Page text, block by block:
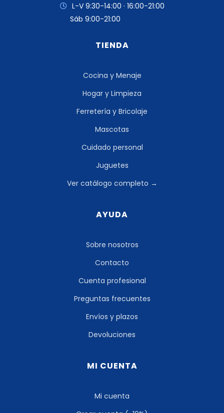
L-V 9:30-14:00 · 16:00-21:00
Sáb 9:00-21:00
TIENDA
Cocina y Menaje
Hogar y Limpieza
Ferretería y Bricolaje
Mascotas
Cuidado personal
Juguetes
Ver catálogo completo →
AYUDA
Sobre nosotros
Contacto
Cuenta profesional
Preguntas frecuentes
Envíos y plazos
Devoluciones
MI CUENTA
Mi cuenta